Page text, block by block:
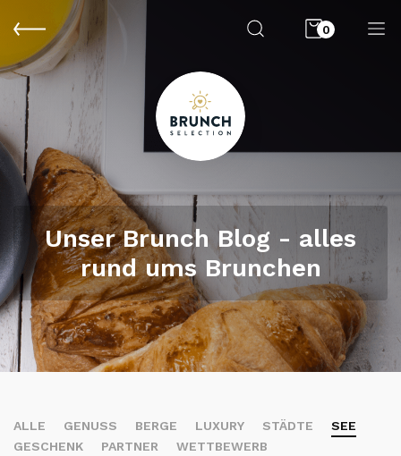
0
Unser Brunch Blog - alles
rund ums Brunchen
ALLE GENUSS BERGE LUXURY STÄDTE
SEE
GESCHENK
PARTNER WETTBEWERB